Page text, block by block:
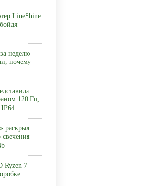
LineShine
неделю
почему
120 Гц,
IP64
раскрыл
Ryzen 7